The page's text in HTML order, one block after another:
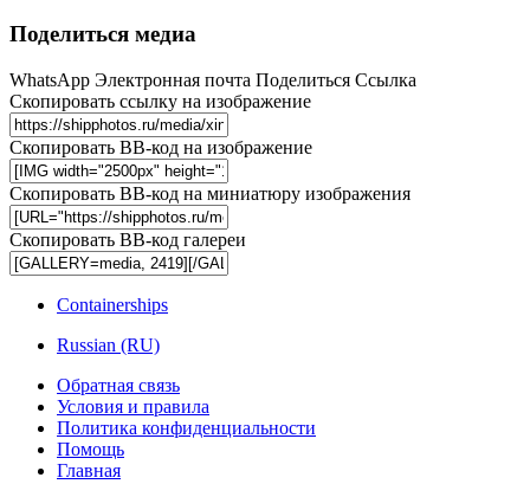
Поделиться медиа
WhatsApp Электронная почта Поделиться Ссылка
Скопировать ссылку на изображение
Скопировать BB-код на изображение
Скопировать BB-код на миниатюру изображения
Скопировать BB-код галереи
Containerships
Russian (RU)
Обратная связь
Условия и правила
Политика конфиденциальности
Помощь
Главная